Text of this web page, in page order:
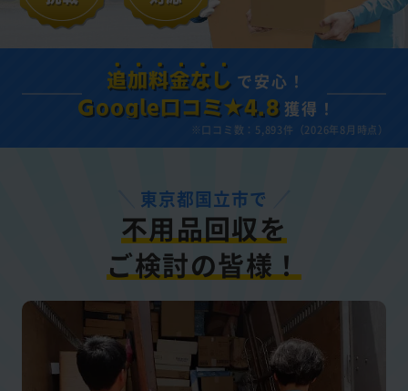
追加料金なし で安心！
Google口コミ★4.8 獲得！
※口コミ数：5,893件（2026年8月時点）
東京都国立市で
不用品回収を
ご検討の皆様！